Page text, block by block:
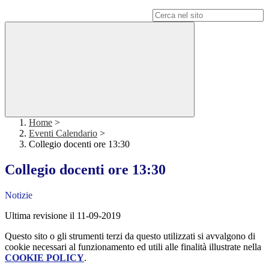
Home >
Eventi Calendario >
Collegio docenti ore 13:30
Collegio docenti ore 13:30
Notizie
Ultima revisione il 11-09-2019
Questo sito o gli strumenti terzi da questo utilizzati si avvalgono di
cookie necessari al funzionamento ed utili alle finalità illustrate nella
COOKIE POLICY.